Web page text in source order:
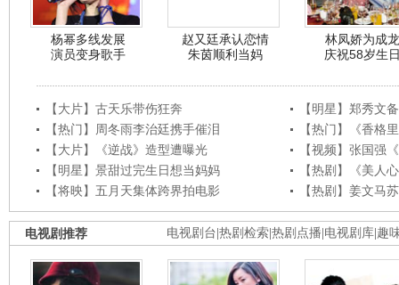
杨幂多线发展
演员变身歌手
赵又廷承认恋情
朱茵顺利当妈
林凤娇为成龙
庆祝58岁生
【大片】古天乐带伤狂奔
【明星】郑秀文
【热门】周冬雨李治廷携手催泪
【热门】《香格
【大片】《逆战》造型遭曝光
【视频】张国强
【明星】景甜过完生日想当妈妈
【热剧】《美人
【将映】五月天集体跨界拍电影
【热剧】姜文马
电视剧台 热剧检索 热剧点播 电视剧库 趣
电视剧推荐